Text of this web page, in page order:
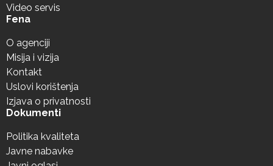
Video servis
Fena
O agenciji
Misija i vizija
Kontakt
Uslovi korištenja
Izjava o privatnosti
Dokumenti
Politika kvaliteta
Javne nabavke